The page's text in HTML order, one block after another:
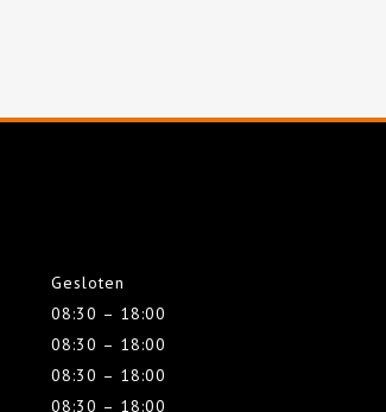
Gesloten
08:30 – 18:00
08:30 – 18:00
08:30 – 18:00
08:30 – 18:00